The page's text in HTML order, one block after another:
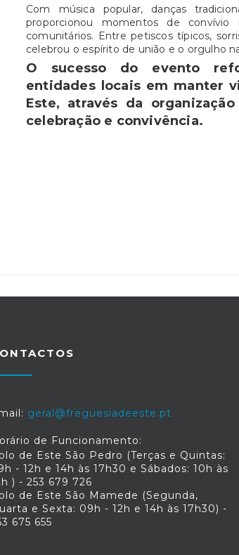
Com música popular, danças
proporcionou momentos de convívio
comunitários. Entre petiscos típicos,
celebrou o espírito de união e o orgulho
O sucesso do evento
entidades locais em manter
Este, através da
celebração e convivência.
geral@freguesiadeeste.pt
de Funcionamento:
de Este São Pedro (Terças e Quintas:
- 12h e 14h às 17h30 e Sábados: 10h às
) - 253 679 726
de Este São Mamede (Segunda,
e Sexta: 09h - 12h e 14h às 17h30) -
675 655